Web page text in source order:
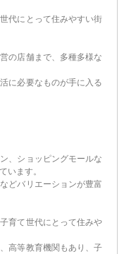
代にとって住みやすい街
の店舗まで、多種多様な
に必要なものが手に入る
、ショッピングモールな
います。
どバリエーションが豊富
育て世代にとって住みや
高等教育機関もあり、子